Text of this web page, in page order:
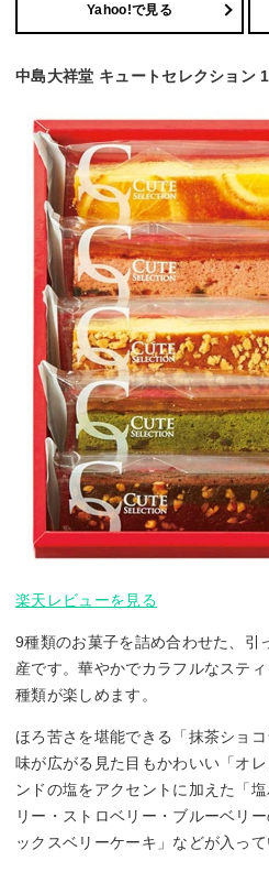
Yahoo!で見る
中島大祥堂 キュートセレクション
楽天レビューを見る
9種類のお菓子を詰め合わせた、引
産です。華やかでカラフルなステ
種類が楽しめます。
ほろ苦さを堪能できる「抹茶ショ
味が広がる見た目もかわいい「オ
ンドの塩をアクセントに加えた「
リー・ストロベリー・ブルーベリ
ックスベリーケーキ」などが入って